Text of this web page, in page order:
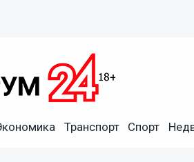
Транспорт Спорт